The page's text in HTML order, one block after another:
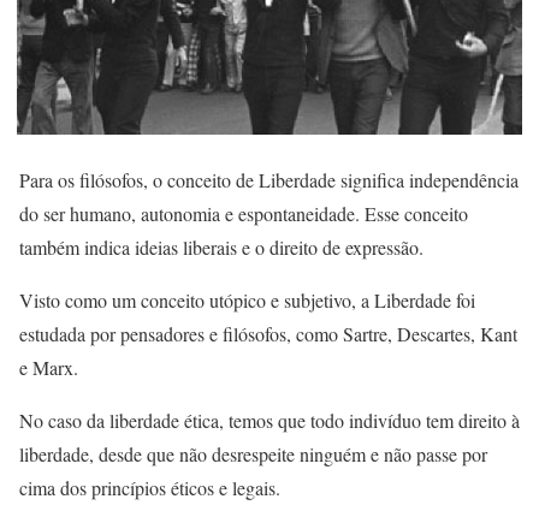
Para os filósofos, o conceito de Liberdade significa independência
do ser humano, autonomia e espontaneidade. Esse conceito
também indica ideias liberais e o direito de expressão.
Visto como um conceito utópico e subjetivo, a Liberdade foi
estudada por pensadores e filósofos, como Sartre, Descartes, Kant
e Marx.
No caso da liberdade ética, temos que todo indivíduo tem direito à
liberdade, desde que não desrespeite ninguém e não passe por
cima dos princípios éticos e legais.